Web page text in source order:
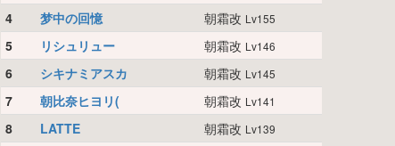
4 梦中の回憶 朝霜改 Lv155
5 リシュリュー 朝霜改 Lv146
6 シキナミアスカ 朝霜改 Lv145
7 朝比奈ヒヨリ( 朝霜改 Lv141
8 LATTE 朝霜改 Lv139